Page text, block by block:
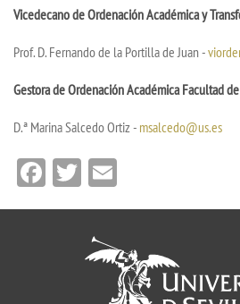
Vicedecano de Ordenación Académica y
Prof. D. Fernando de la Portilla de Juan -
Gestora de Ordenación Académica Facultad
D.ª Marina Salcedo Ortiz - msalcedo@us.es
Facebook
Twitter